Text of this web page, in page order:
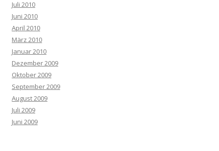
Juli 2010
Juni 2010
April 2010
März 2010
Januar 2010
Dezember 2009
Oktober 2009
September 2009
August 2009
Juli 2009
Juni 2009